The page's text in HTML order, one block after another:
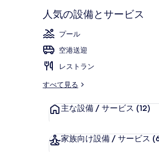
人気の設備とサービス
プール
空港送迎
レストラン
すべて見る
主な設備 / サービス (12)
家族向け設備 / サービス